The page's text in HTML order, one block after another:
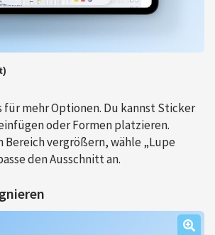
für mehr Optionen. Du kannst Sticker
oder Formen platzieren.
Bereich vergrößern, wähle „Lupe
den Ausschnitt an.